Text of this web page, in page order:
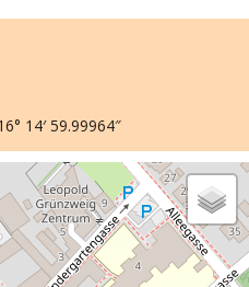
14′ 59.99964″